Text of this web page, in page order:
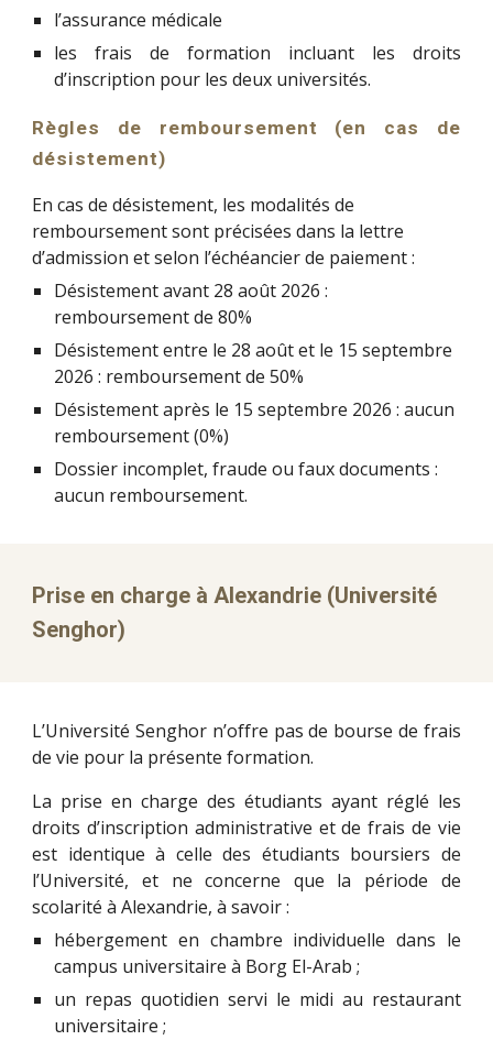
l’assurance médicale
les frais de formation incluant les droits
d’inscription pour les deux universités.
Règles de remboursement (en cas de
désistement)
En cas de désistement, les modalités de
remboursement sont précisées dans la lettre
d’admission et selon l’échéancier de paiement :
Désistement avant 28 août 2026 :
remboursement de 80%
Désistement entre le 28 août et le 15 septembre
2026 : remboursement de 50%
Désistement après le 15 septembre 2026 : aucun
remboursement (0%)
Dossier incomplet, fraude ou faux documents :
aucun remboursement.
Prise en charge à Alexandrie (Université
Senghor)
L’Université Senghor n’offre pas de bourse de frais
de vie pour la présente formation.
La prise en charge des étudiants ayant réglé les
droits d’inscription administrative et de frais de vie
est identique à celle des étudiants boursiers de
l’Université, et ne concerne que la période de
scolarité à Alexandrie, à savoir :
hébergement en chambre individuelle dans le
campus universitaire à Borg El-Arab ;
un repas quotidien servi le midi au restaurant
universitaire ;